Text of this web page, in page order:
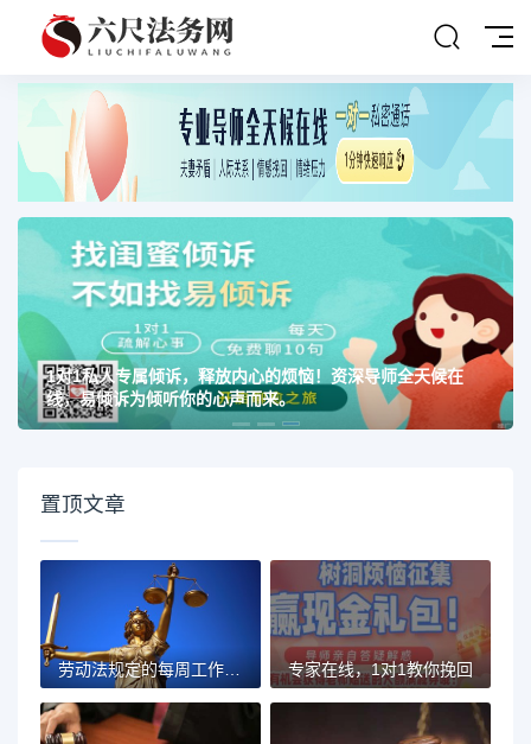
1对1私人专属倾诉，释放内心的烦恼！资深导师全天候在
线，易倾诉为倾听你的心声而来。
置顶文章
劳动法规定的每周工作时间（八小时、四十四小时） 专家在线，1对1教你挽回